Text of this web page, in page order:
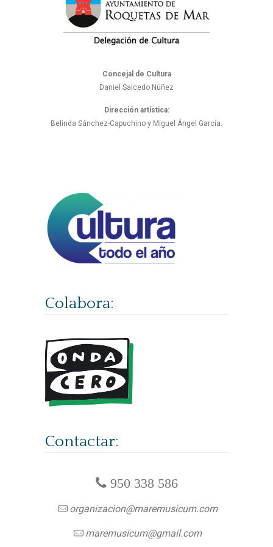
Concejal de Cultura
Daniel Salcedo Núñez
Dirección artística:
Belinda Sánchez-Capuchino y Miguel Ángel García.
Colabora:
Contactar:
950 338 586
organizacion@maremusicum.com
maremusicum@gmail.com